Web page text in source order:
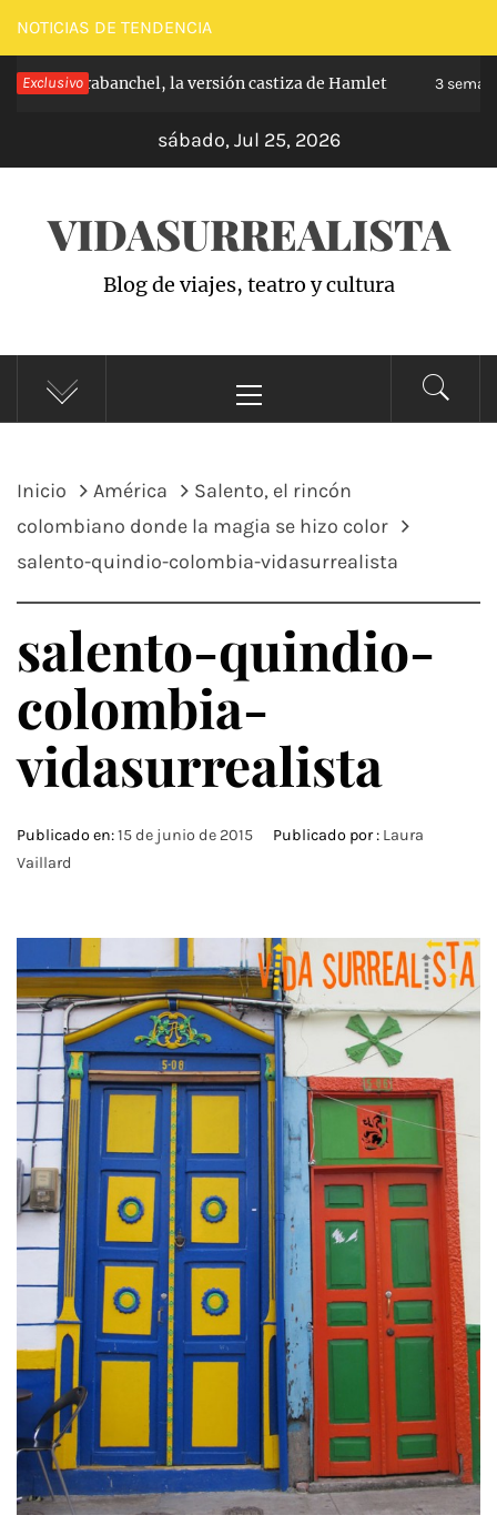
Saltar
al
contenido
NOTICIAS DE TENDENCIA
Exclusivo
de Carabanchel, la versión castiza de Hamlet 3
sábado, Jul 25, 2026
VIDASURREALISTA
Blog de viajes, teatro y cultura
principal
Inicio América
Salento, el rincón
colombiano donde la magia se hizo color
salento-quindio-colombia-vidasurrealista
salento-quindio-
colombia-
vidasurrealista
Publicado en:15 de junio de 2015 Publicado por : Laura
Vaillard